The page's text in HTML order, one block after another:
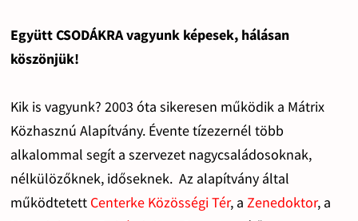
Együtt CSODÁKRA vagyunk képesek, hálásan
köszönjük!
Kik is vagyunk? 2003 óta sikeresen működik a Mátrix
Közhasznú Alapítvány. Évente tízezernél több
alkalommal segít a szervezet nagycsaládosoknak,
nélkülözőknek, időseknek. Az alapítvány által
működtetett Centerke Közösségi Tér, a Zenedoktor, a